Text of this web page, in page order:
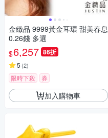
金緻品 9999黃金耳環 甜美春息
0.26錢 多選
$6,257 86折
5 (2)
限時下殺 券
加入購物車